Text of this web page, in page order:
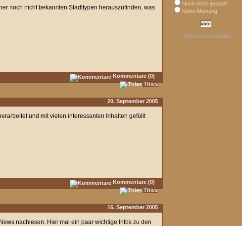
Noch nicht gespielt
Keine Meinung
Zwischenresultat
noch nicht bekannten Stadttypen herauszufinden, was
Kommentare (0)
Thies
20. September 2005
und mit vielen interessanten Inhalten gefüllt
Kommentare (0)
Thies
16. September 2005
nachlesen. Hier mal ein paar wichtige Infos zu den